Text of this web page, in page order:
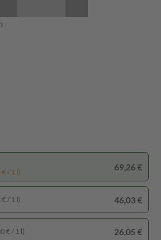
/ 1 l)
69,26 €
/ 1 l) 46,03 €
€ / 1 l) 26,05 €